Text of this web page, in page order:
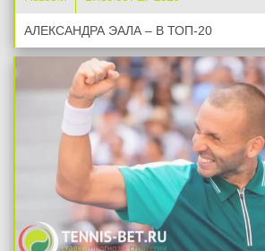
АЛЕКСАНДРА ЭАЛА – В ТОП-20